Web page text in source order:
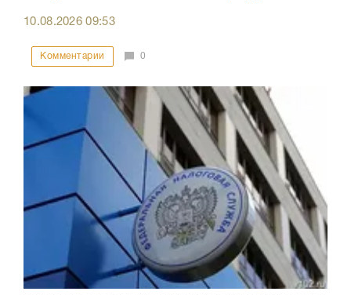
10.08.202609:53
Комментарии 0